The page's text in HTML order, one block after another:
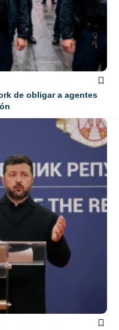
de obligar a agentes